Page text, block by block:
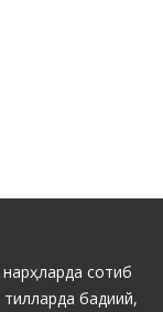
сотиб
бадиий,